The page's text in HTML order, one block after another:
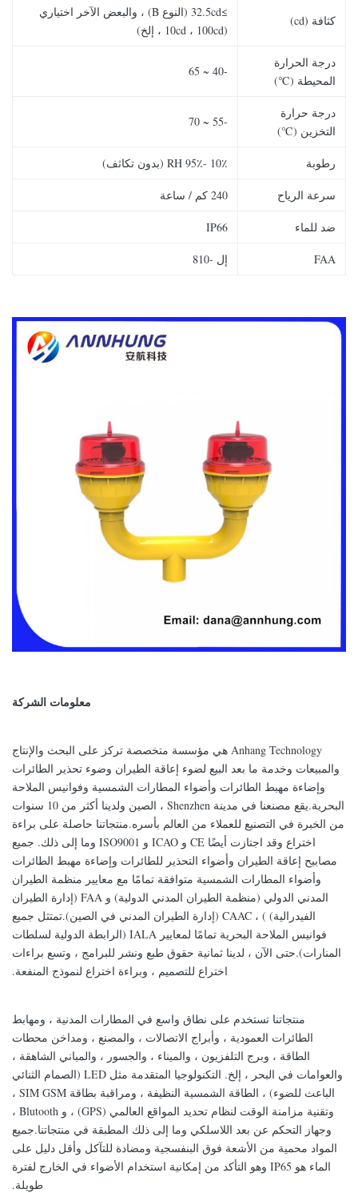
كثافة (cd)
≥32.5cd (النوع B) ، والبعض الآخر اختياري
(10cd ، 100cd ، إلخ)
درجة الحرارة
المحيطة (℃)
-40 ~ 65
درجة حرارة
التخزين (℃)
-55 ~ 70
رطوبة 10٪ -95٪ RH (بدون تكاثف)
سرعة الرياح 240 كم / ساعة
ضد للماء IP66
FAA إل -810
معلومات الشركة
Anhang Technology هي مؤسسة متخصصة تركز على البحث والإنتاج
والمبيعات وخدمة ما بعد البيع لضوء إعاقة الطيران وضوء تحذير الطائرات
وإضاءة مهبط الطائرات وأضواء المطارات الشمسية وفوانيس الملاحة
البحرية.يقع مصنعنا في مدينة Shenzhen ، الصين ولدينا أكثر من 10 سنوات
من الخبرة في التصنيع للعملاء من العالم بأسره.منتجاتنا حاصلة على براءة
اختراع وقد اجتازت أيضًا CE و ICAO و ISO9001 وما إلى ذلك. جميع
مصابيح إعاقة الطيران وأضواء التحذير للطائرات وإضاءة مهبط الطائرات
وأضواء المطارات الشمسية متوافقة تمامًا مع معايير منظمة الطيران
المدني الدولي (منظمة الطيران المدني الدولية) و FAA (إدارة الطيران
الفيدرالية) ) ، CAAC (إدارة الطيران المدني في الصين).تمتثل جميع
فوانيس الملاحة البحرية تمامًا لمعايير IALA (الرابطة الدولية لسلطات
المنارات).حتى الآن ، لدينا ثمانية حقوق طبع ونشر للبرامج ، وتسع براءات
اختراع للتصميم ، وبراءة اختراع لنموذج المنفعة.
منتجاتنا تستخدم على نطاق واسع في المطارات المدنية ، ومهابط
الطائرات العمودية ، وأبراج الاتصالات ، والمصنع ، ومداخن محطات
الطاقة ، وبرج التلفزيون ، والميناء ، والجسور ، والمباني الشاهقة ،
والعوامات في البحر ، إلخ. التكنولوجيا المتقدمة مثل LED (الصمام الثنائي
الباعث للضوء) ، الطاقة الشمسية النظيفة ، ومراقبة بطاقة SIM GSM ،
وتقنية مزامنة الوقت لنظام تحديد المواقع العالمي (GPS) ، و Blutooth ،
وجهاز التحكم عن بعد اللاسلكي وما إلى ذلك المطبقة في منتجاتنا.جميع
المواد محمية من الأشعة فوق البنفسجية ومضادة للتآكل وأقل دليل على
الماء هو IP65 وهو التأكد من إمكانية استخدام الأضواء في الخارج لفترة
طويلة.